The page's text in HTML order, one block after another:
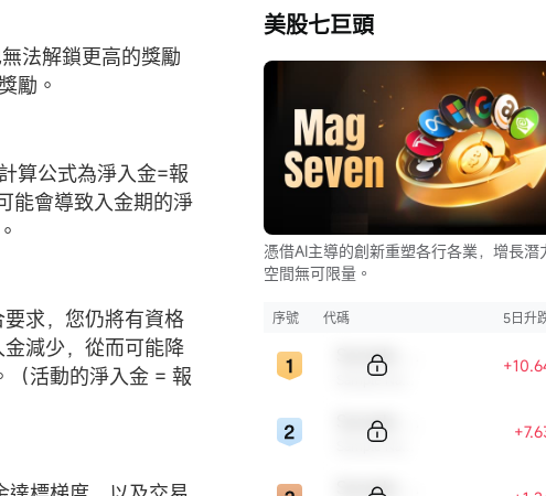
法解鎖更高的獎勵
勵。
算公式為淨入金=報
能會導致入金期的淨
求，您仍將有資格
減少，從而可能降
（活動的淨入金 = 報
先看下當前（2026年2月10日）三大
– 道指 ≈ 50,000–50,200點 → 10萬
– 標普500 ≈ 6,900–7,000點 → 翻倍
1.4萬點
– 納斯達克 ≈ 22,800–23,200點 →
倍 ≈ 4.6萬點
爲什麼特朗普獨寵道指，到底意欲
這不是隨口一說，而是深思熟慮的政
與經濟策略，背後有三大真相：真
一：道指是「最強宣傳武器」，數字
老、最具象徵性的指數，只有30只成
巨頭，被視爲「美國經濟晴雨表」。
比之下：
夠「標誌性」；
– 納指則重科技、重成長股，常被貼
特朗普深諳傳播規律。...
美股七巨頭
憑借AI主導的創新重塑各行各業，增長潛
空間無可限量。
序號 代碼 5日升